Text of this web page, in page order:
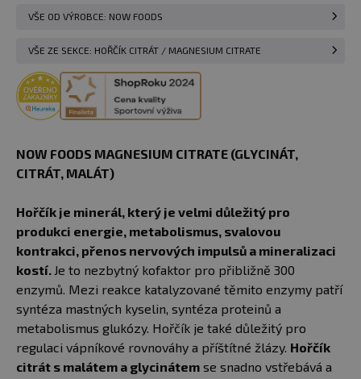
VŠE OD VÝROBCE: NOW FOODS
VŠE ZE SEKCE: HOŘČÍK CITRÁT / MAGNESIUM CITRATE
NOW FOODS MAGNESIUM CITRATE (GLYCINÁT,
CITRÁT, MALÁT)
Hořčík je minerál, který je velmi důležitý pro
produkci energie, metabolismus, svalovou
kontrakci, přenos nervových impulsů a mineralizaci
kostí. Je to nezbytný kofaktor pro přibližně 300
enzymů. Mezi reakce katalyzované těmito enzymy patří
syntéza mastných kyselin, syntéza proteinů a
metabolismus glukózy. Hořčík je také důležitý pro
regulaci vápníkové rovnováhy a příštítné žlázy. Hořčík
citrát s malátem a glycinátem se snadno vstřebává a